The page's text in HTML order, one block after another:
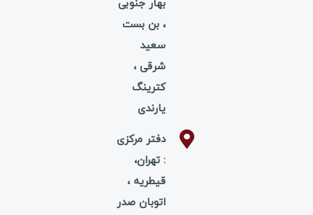
بهار جنوبی
، بن بست
سعید
شرقی ،
کترینگ
یارندی
دفتر مرکزی
: تهران،
قیطریه ،
اتوبان صدر